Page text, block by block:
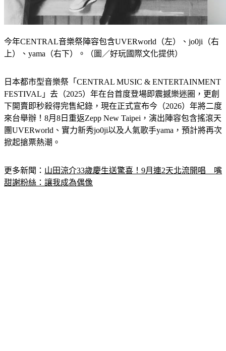
上）、yama（右下）。（圖／好玩國際文化提供）
FESTIVAL」去（2025）年在台首度登場即震撼樂迷圈，更創
下開賣即秒殺得完售紀錄，現在正式宣布今（2026）年將二度
來台舉辦！8月8日重返Zepp New Taipei，演出陣容包含搖滾天
團UVERworld、實力新秀jo0ji以及人氣歌手yama，預計將再次
掀起搶票熱潮。
甜謝粉絲：讓我成為偶像